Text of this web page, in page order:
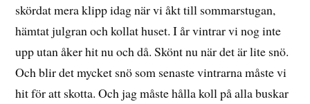
skördat mera klipp idag när vi åkt till sommarstugan,
hämtat julgran och kollat huset. I år vintrar vi nog inte
upp utan åker hit nu och då. Skönt nu när det är lite snö.
Och blir det mycket snö som senaste vintrarna måste vi
hit för att skotta. Och jag måste hålla koll på alla buskar